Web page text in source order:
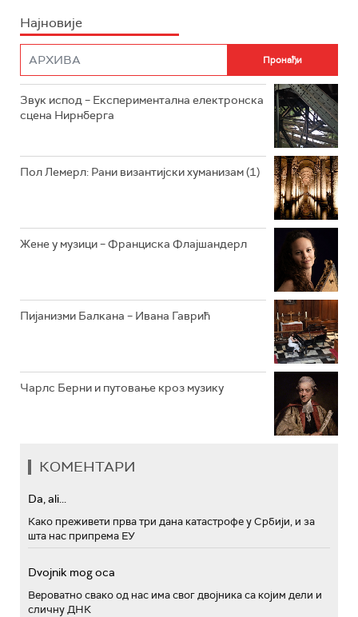
РАДИО РОКЕНРОЛЕР
РАДИО ЏЕЗЕР
Најновије
Звук испод – Експериментална електронска
сцена Нирнберга
Пол Лемерл: Рани византијски хуманизам (1)
Жене у музици – Франциска Флајшандерл
Пијанизми Балкана – Ивана Гаврић
Чарлс Берни и путовање кроз музику
КОМЕНТАРИ
Da, ali...
Како преживети прва три дана катастрофе у Србији, и за
шта нас припрема ЕУ
Dvojnik mog oca
Вероватно свако од нас има свог двојника са којим дели и
сличну ДНК